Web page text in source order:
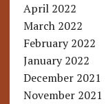
April 2022
March 2022
February 2022
January 2022
December 2021
November 2021